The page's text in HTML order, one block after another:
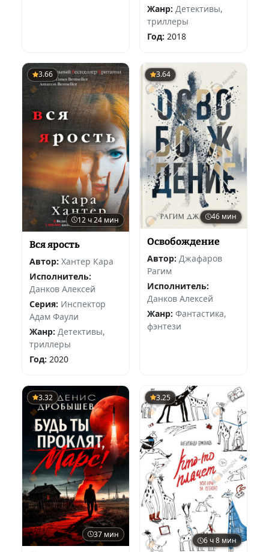
Жанр: Детективы,
триллеры
Год: 2018
3.66
12 ч 24 мин
Вся ярость
Автор: Хантер Кара
Исполнитель:
Данков Алексей
Серия: Инспектор
Адам Фаули
Жанр: Детективы,
триллеры
Год: 2020
3.64
46 мин
Освобождение
Автор: Джафаров
Рагим
Исполнитель:
Данков Алексей
Жанр: Фантастика,
фэнтези
3.32
37 мин
3.25
6 ч 8 мин